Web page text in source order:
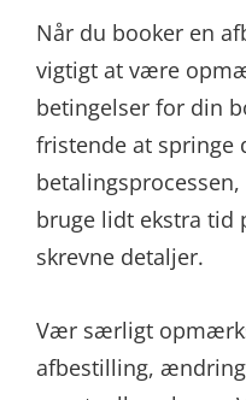
Når du booker en
vigtigt at være
betingelser for din
fristende at springe
bruge lidt ekstra tid
skrevne detaljer.
Vær særligt
afbestilling,